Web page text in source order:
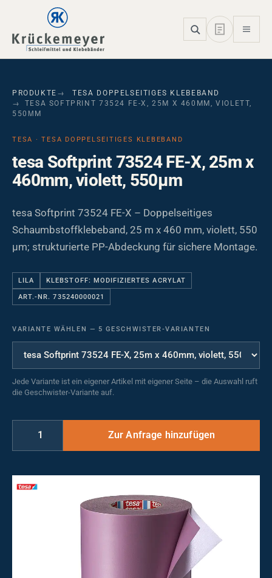
Skip to main navigation
Skip to main content
Skip to page footer
PRODUKTE
TESA DOPPELSEITIGES KLEBEBAND
TESA SOFTPRINT 73524 FE-X, 25M X 460MM, VIOLETT,
550ΜM
TESA · TESA DOPPELSEITIGES KLEBEBAND
tesa Softprint 73524 FE-X, 25m x
460mm, violett, 550µm
tesa Softprint 73524 FE-X – Doppelseitiges
Schaumbstoffklebeband, 25 m x 460 mm, violett, 550
µm; strukturierte PP-Abdeckung für sichere Montage.
LILA KLEBSTOFF: MODIFIZIERTES ACRYLAT
ART.-NR. 735240000021
VARIANTE WÄHLEN — 5 GESCHWISTER-VARIANTEN
Jede Variante ist ein eigener Artikel mit eigener Seite – die Auswahl ruft
die Geschwister-Variante auf.